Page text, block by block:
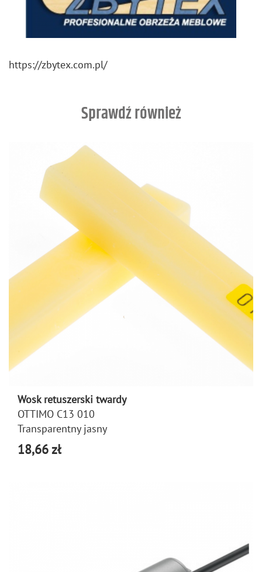
https://​zbytex.​com.​pl/
Sprawdź również
Wosk retuszerski twardy
OTTIMO C13 010
Transparentny jasny
18,66 zł